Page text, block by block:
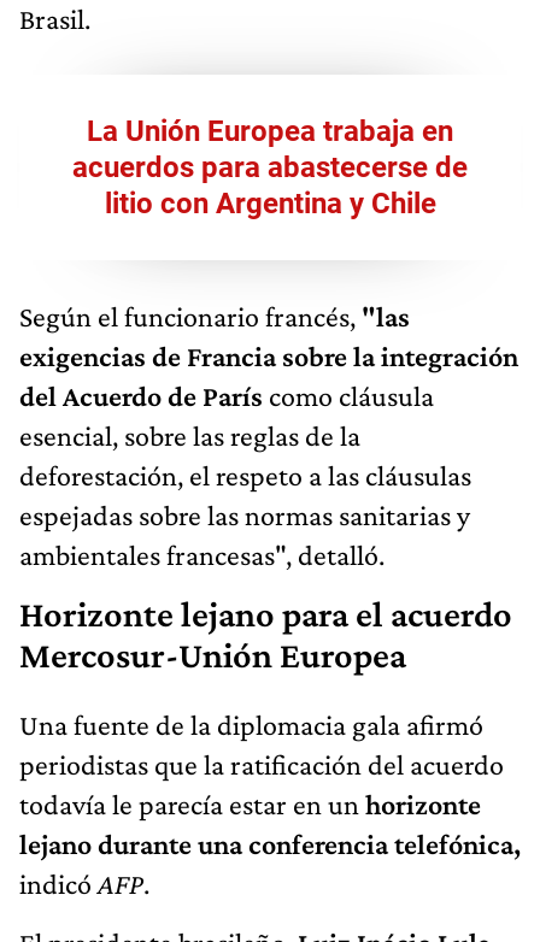
Brasil.
La Unión Europea trabaja en
acuerdos para abastecerse de
litio con Argentina y Chile
Según el funcionario francés, "las
exigencias de Francia sobre la integración
del Acuerdo de París como cláusula
esencial, sobre las reglas de la
deforestación, el respeto a las cláusulas
espejadas sobre las normas sanitarias y
ambientales francesas", detalló.
Horizonte lejano para el acuerdo
Mercosur-Unión Europea
Una fuente de la diplomacia gala afirmó
periodistas que la ratificación del acuerdo
todavía le parecía estar en un horizonte
lejano durante una conferencia telefónica,
indicó AFP.